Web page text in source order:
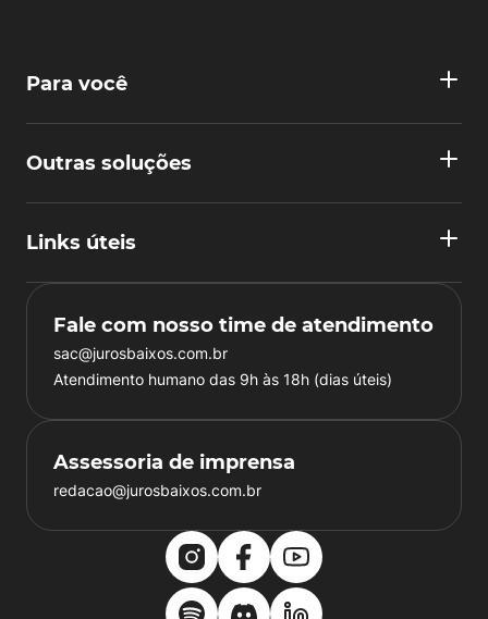
Para você
Outras soluções
Links úteis
Fale com nosso time de atendimento
sac@jurosbaixos.com.br
Atendimento humano das 9h às 18h (dias úteis)
Assessoria de imprensa
redacao@jurosbaixos.com.br